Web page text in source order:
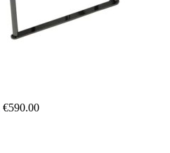
€590.00